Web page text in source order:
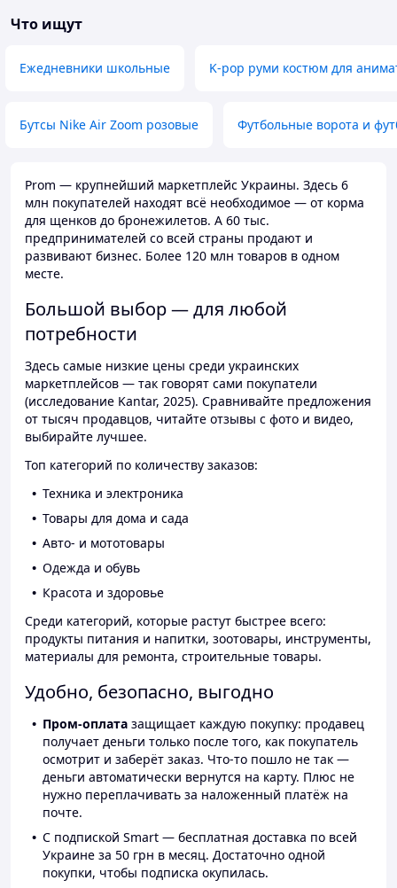
Что ищут
Ежедневники школьные K-pop руми костюм для
Бутсы Nike Air Zoom розовые Футбольные ворота и
Prom — крупнейший маркетплейс Украины. Здесь 6
млн покупателей находят всё необходимое — от корма
для щенков до бронежилетов. А 60 тыс.
предпринимателей со всей страны продают и
развивают бизнес. Более 120 млн товаров в одном
месте.
Большой выбор — для любой
потребности
Здесь самые низкие цены среди украинских
маркетплейсов — так говорят сами покупатели
(исследование Kantar, 2025). Сравнивайте предложения
от тысяч продавцов, читайте отзывы с фото и видео,
выбирайте лучшее.
Топ категорий по количеству заказов:
Техника и электроника
Товары для дома и сада
Авто- и мототовары
Одежда и обувь
Красота и здоровье
Среди категорий, которые растут быстрее всего:
продукты питания и напитки, зоотовары, инструменты,
материалы для ремонта, строительные товары.
Удобно, безопасно, выгодно
Пром-оплата защищает каждую покупку: продавец
получает деньги только после того, как покупатель
осмотрит и заберёт заказ. Что-то пошло не так —
деньги автоматически вернутся на карту. Плюс не
нужно переплачивать за наложенный платёж на
почте.
С подпиской Smart — бесплатная доставка по всей
Украине за 50 грн в месяц. Достаточно одной
покупки, чтобы подписка окупилась.